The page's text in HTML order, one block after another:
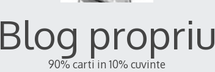
Blog propriu
90% carti in 10% cuvinte